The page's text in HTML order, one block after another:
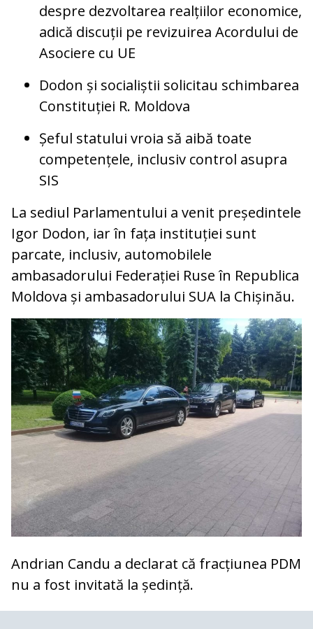
despre dezvoltarea realțiilor economice,
adică discuții pe revizuirea Acordului de
Asociere cu UE
Dodon și socialiștii solicitau schimbarea
Constituției R. Moldova
Șeful statului vroia să aibă toate
competențele, inclusiv control asupra
SIS
La sediul Parlamentului a venit președintele
Igor Dodon, iar în fața instituției sunt
parcate, inclusiv, automobilele
ambasadorului Federației Ruse în Republica
Moldova și ambasadorului SUA la Chișinău.
Andrian Candu a declarat că fracțiunea PDM
nu a fost invitată la ședință.